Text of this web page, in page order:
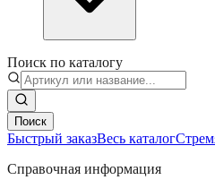
Поиск по каталогу
Поиск
Быстрый заказВесь каталог
Справочная информация